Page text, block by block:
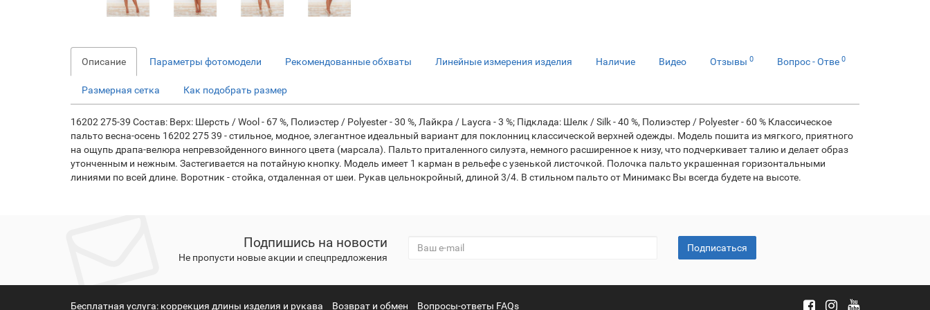
Описание Параметры фотомодели Рекомендованные обхваты Линейные измерения изделия Наличие Видео Отзывы 0 Вопрос - Отве 0
Размерная сетка Как подобрать размер
16202 275-39 Состав: Верх: Шерсть / Wool - 67 %, Полиэстер / Polyester - 30 %, Лайкра / Laycra - 3 %; Підклада: Шелк / Silk - 40 %, Полиэстер / Polyester - 60 % Классическое
пальто весна-осень 16202 275 39 - стильное, модное, элегантное идеальный вариант для поклонниц классической верхней одежды. Модель пошита из мягкого, приятного
на ощупь драпа-велюра непревзойденного винного цвета (марсала). Пальто приталенного силуэта, немного расширенное к низу, что подчеркивает талию и делает образ
утонченным и нежным. Застегивается на потайную кнопку. Модель имеет 1 карман в рельефе с узенькой листочкой. Полочка пальто украшенная горизонтальными
линиями по всей длине. Воротник - стойка, отдаленная от шеи. Рукав цельнокройный, длиной 3/4. В стильном пальто от Минимакс Вы всегда будете на высоте.
Подпишись на новости
Не пропусти новые акции и спецпредложения
Подписаться
Бесплатная услуга: коррекция длины изделия и рукава Возврат и обмен Вопросы-ответы FAQs